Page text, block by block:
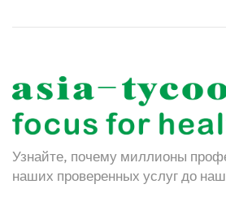
Узнайте, почему миллионы
наших проверенных услуг до